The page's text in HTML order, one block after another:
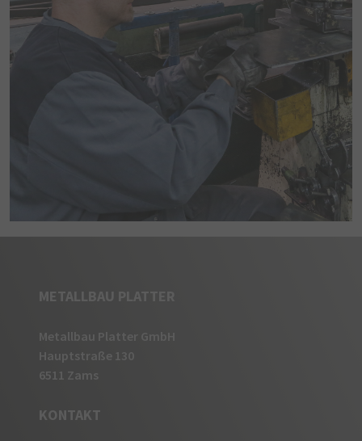
yt-remote-session-app
Dieses Cookie
des Benutzers für den
eingebetteten YouTube-
yt-remote-session-name
Dieses Cookie
des Benutzers für den
eingebetteten YouTube-
Dieser Cookie wird
optimale Videoqualität
Geräte- und
Besuchers zu ermitteln.
fbm*
Dieses Cookie speichert Kontodaten.
Dieses Cookie speichert eine eindeutige
Sitzungs-ID.
Dieses Cookie dient der Anzeigenschaltung
Dieses Cookie speichert eingeloggte
csm
METALLBAU PLATTER
Metallbau Platter GmbH
Hauptstraße 130
6511 Zams
KONTAKT